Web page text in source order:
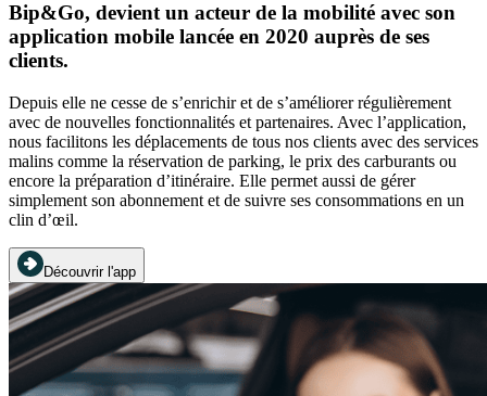
Bip&Go, devient un acteur de la mobilité avec son
application mobile lancée en 2020 auprès de ses
clients.
Depuis elle ne cesse de s’enrichir et de s’améliorer régulièrement
avec de nouvelles fonctionnalités et partenaires. Avec l’application,
nous facilitons les déplacements de tous nos clients avec des services
malins comme la réservation de parking, le prix des carburants ou
encore la préparation d’itinéraire. Elle permet aussi de gérer
simplement son abonnement et de suivre ses consommations en un
clin d’œil.
Découvrir l'app